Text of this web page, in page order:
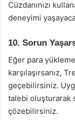
Cüzdanınızı
deneyimi
10. Sorun
Eğer para
karşılaşırsanız,
geçebilirsiniz.
talebi oluşturarak
çözebilirsiniz.